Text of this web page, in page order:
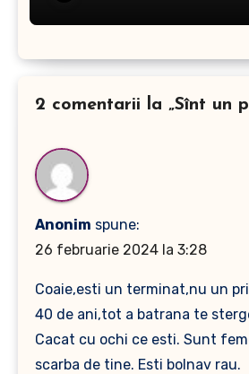
2 comentarii la „Sînt un
Anonim spune:
26 februarie 2024 la 3:28
Coaie,esti un terminat,nu un
40 de ani,tot a batrana te
Cacat cu ochi ce esti. Sunt
scarba de tine. Esti bolnav rau.